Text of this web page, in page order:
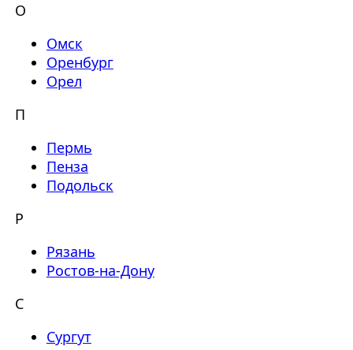
О
Омск
Оренбург
Орел
П
Пермь
Пенза
Подольск
Р
Рязань
Ростов-на-Дону
С
Сургут